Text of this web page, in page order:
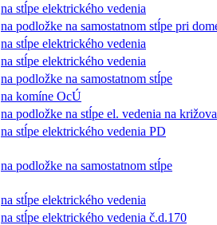
na stĺpe elektrického vedenia
na podložke na samostatnom stĺpe pri
na stĺpe elektrického vedenia
na stĺpe elektrického vedenia
na podložke na samostatnom stĺpe
na komíne OcÚ
na podložke na stĺpe el. vedenia na
na stĺpe elektrického vedenia PD
na podložke na samostatnom stĺpe
na stĺpe elektrického vedenia
na stĺpe elektrického vedenia č.d.170